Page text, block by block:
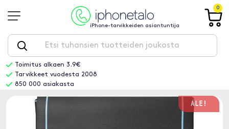
iPhone-tarvikkeiden asiantuntija
0
Toimitus alkaen 3.9€
Tarvikkeet vuodesta 2008
850 000 asiakasta
ALE!